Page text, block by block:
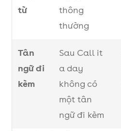
từ
thông
thường
Tân
ngữ đi
kèm
Sau Call it
a day
không có
một tân
ngữ đi kèm